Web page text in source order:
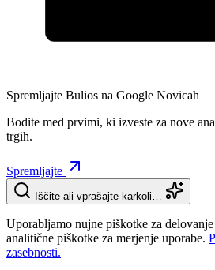
Spremljajte Bulios na Google Novicah
Bodite med prvimi, ki izveste za nove
trgih.
Spremljajte
Iščite ali vprašajte karkoli…
Uporabljamo nujne piškotke za
analitične piškotke za merjenje uporabe.
zasebnosti.